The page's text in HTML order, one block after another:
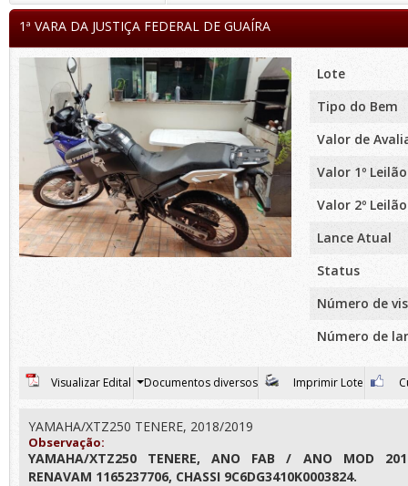
1ª VARA DA JUSTIÇA FEDERAL DE GUAÍRA
Lote
Tipo do Bem
Valor de
Valor 1º Leilão
Valor 2º Leilão
Lance Atual
Status
Número de
Número de
Visualizar Edital Documentos diversos Imprimir Lote
YAMAHA/XTZ250 TENERE, 2018/2019
Observação:
YAMAHA/XTZ250 TENERE, ANO FAB / ANO MOD
RENAVAM 1165237706, CHASSI 9C6DG3410K0003824.